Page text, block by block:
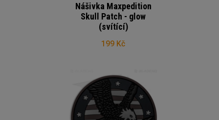
Nášivka Maxpedition
Skull Patch - glow
(svítící)
199 Kč